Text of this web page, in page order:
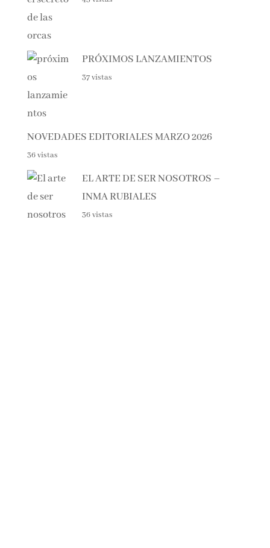
PRÓXIMOS LANZAMIENTOS
37 vistas
NOVEDADES EDITORIALES MARZO 2026
36 vistas
EL ARTE DE SER NOSOTROS –
INMA RUBIALES
36 vistas